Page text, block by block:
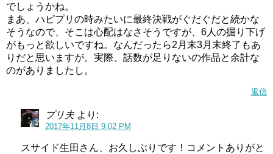
でしょうかね。
まあ、ハピプリの時みたいに最終決戦がぐだぐだと続かな
そうなので、そこは心配はなさそうですが、6人の掘り下げ
がもっと欲しいですね。なんだったら2月末3月末終了もあ
りだと思いますが。実際、話数が足りないの作品と余計な
のがありましたし。
返信
プリ夫 より:
2017年11月8日 9:02 PM
スサイド生田さん、お久しぶりです！コメントありがと